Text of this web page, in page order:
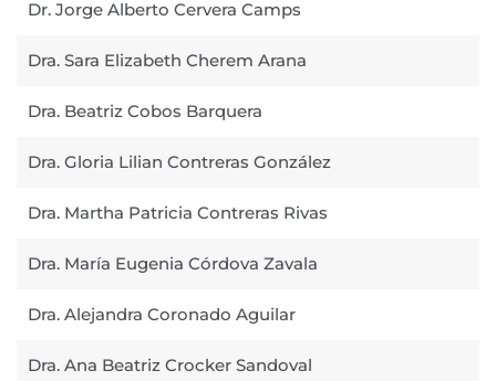
Dr. Jorge Alberto Cervera Camps
Dra. Sara Elizabeth Cherem Arana
Dra. Beatriz Cobos Barquera
Dra. Gloria Lilian Contreras González
Dra. Martha Patricia Contreras Rivas
Dra. María Eugenia Córdova Zavala
Dra. Alejandra Coronado Aguilar
Dra. Ana Beatriz Crocker Sandoval